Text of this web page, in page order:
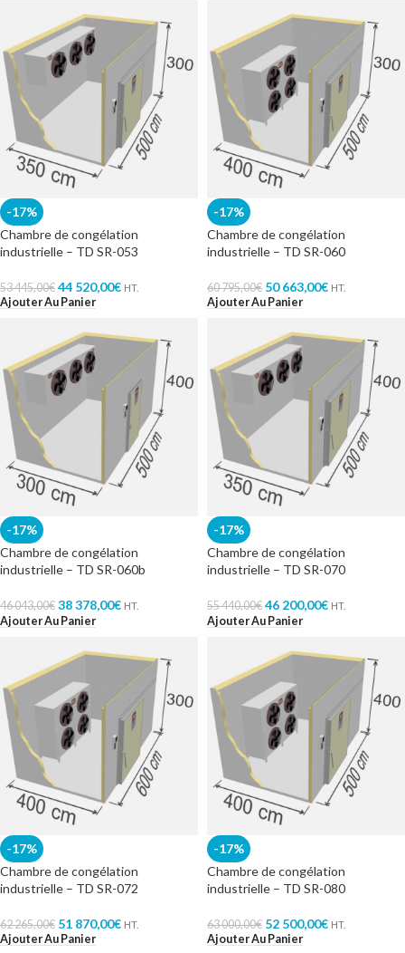
-17%
Chambre de congélation
industrielle – TD SR-053
53 445,00€ 44 520,00€ HT.
Ajouter Au Panier
-17%
Chambre de congélation
industrielle – TD SR-060
60 795,00€ 50 663,00€ HT.
Ajouter Au Panier
-17%
Chambre de congélation
industrielle – TD SR-060b
46 043,00€ 38 378,00€ HT.
Ajouter Au Panier
-17%
Chambre de congélation
industrielle – TD SR-070
55 440,00€ 46 200,00€ HT.
Ajouter Au Panier
-17%
Chambre de congélation
industrielle – TD SR-072
62 265,00€ 51 870,00€ HT.
Ajouter Au Panier
-17%
Chambre de congélation
industrielle – TD SR-080
63 000,00€ 52 500,00€ HT.
Ajouter Au Panier